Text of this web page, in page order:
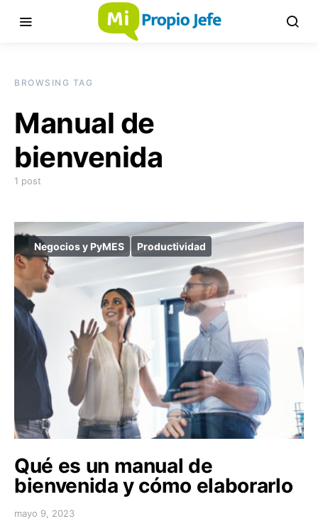
BROWSING TAG
Manual de
bienvenida
1 post
Negocios y PyMES Productividad
Qué es un manual de
bienvenida y cómo elaborarlo
mayo 9, 2023